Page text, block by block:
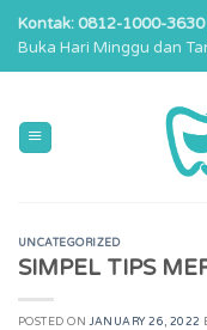
Skip
content
Kontak: 0812-1000-3630
Buka Hari Minggu dan
UNCATEGORIZED
SIMPEL TIPS
POSTED ONJANUARY 26, 2022